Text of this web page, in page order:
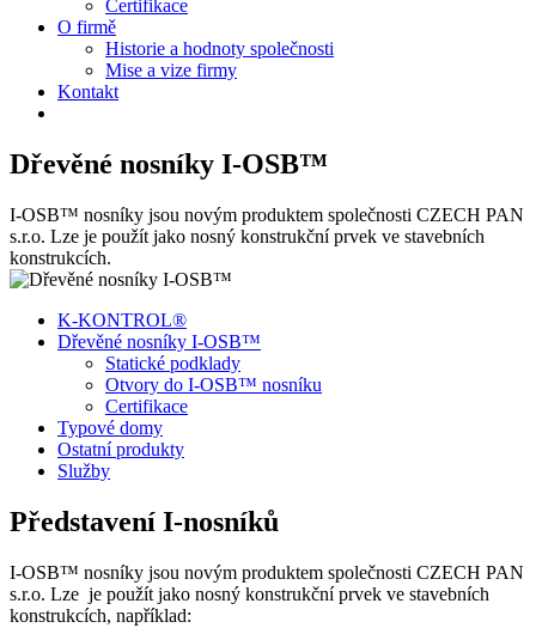
Certifikace
O firmě
Historie a hodnoty společnosti
Mise a vize firmy
Kontakt
Dřevěné nosníky I-OSB™
I-OSB™ nosníky jsou novým produktem společnosti CZECH PAN
s.r.o. Lze je použít jako nosný konstrukční prvek ve stavebních
konstrukcích.
K-KONTROL®
Dřevěné nosníky I-OSB™
Statické podklady
Otvory do I-OSB™ nosníku
Certifikace
Typové domy
Ostatní produkty
Služby
Představení I-nosníků
I-OSB™ nosníky jsou novým produktem společnosti CZECH PAN
s.r.o. Lze je použít jako nosný konstrukční prvek ve stavebních
konstrukcích, například: